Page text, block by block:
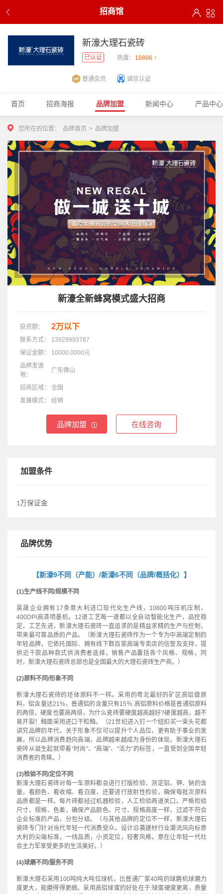
招商馆
新濠大理石瓷砖
已认证 热度： 18886 ↑
普通会员 诚信认证
首页 招商海报 品牌加盟 新闻中心 产品中心
您所在的位置： 品牌首页 > 品牌加盟
新濠全新蜂窝模式盛大招商
投资额： 2万以下
联系方式：
13929993787
保证金额：
10000.0000元
品牌发源
地：
广东佛山
招商区域：
全国
发展模式：
经销
品牌加盟 在线咨询
加盟条件
1万保证金
品牌优势
【新濠9不同（产能）/新濠6不同（品牌/概括化）】
(1)生产线不同/规模不同
昊晟企业拥有17条意大利进口现代化生产线，10800吨压机压制，
400DPI高清喷墨机，12道工艺每一道都以全自动智能化生产，品控稳
定，工艺先进，新濠大理石瓷砖一直追求的是精益求精的生产与控制，
带来最可靠品质的产品。（新濠大理石瓷砖作为一个专为中高端定制的
年轻品牌，它依托国际、拥有线下数百家高端专卖店的信誉及支持，提
供近千款品种款式供消费者选择，销售产品囊括各个风格、规格，同
时，新濠大理石瓷砖总部也是全国最大的大理石瓷砖生产商。）
(2)原料不同/形象不同
新濠大理石瓷砖的坯体原料不一样。采用的粤北最好的矿区高铝做原
料，铝含量达21%，普通铝的含量只有15％.高铝原料价格是普通铝原料
的两倍，硬度也要高两倍，为什么瓷砖要硬度越高越好?硬度越高，越不
易开裂！釉面采用进口干粒釉。（21世纪进入钉一个纽扣买一束头花都
讲究品牌的年代，关于形象不仅可以提升个人品位，更有助于事业的发
展，所以品牌消费趋向高端，品牌越来越成为身份的体现，新濠大理石
瓷砖从诞生起就带着“时尚”、“高端”、“活力”的标签，一直受到全国年轻
消费者的青睐。）
(3)检验不同/定位不同
新濠大理石瓷砖对每一车原料都会进行打版检验，测定铝、钾、钠的含
量，看颜色、看收缩、看白度，还要进行放射性检验，确保每批次原料
品质都是一样。每片砖都经过机器检验，人工检验两道关口。严格检验
尺寸、规格、色差，确保产品颜色、尺寸、规格高度一样，过滤不符合
企业标准的产品，分包分级。（与其他品牌的定位不一样，新濠大理石
瓷砖专门针对当代年轻一代消费受众，设计沿袭建材行业潮流风向标意
大利的尖端标准，一线品质，小资定位，轻奢风格，意在让年轻一代社
会主力军享受更多的生活美好。）
(4)球磨不同/服务不同
新濠大理石采用100吨纯大吨位球机，比普通厂家40吨的球磨机球磨力
度更大，能磨得得更细。采用高铝球蛋的好处在于:球蛋硬度更离，质量